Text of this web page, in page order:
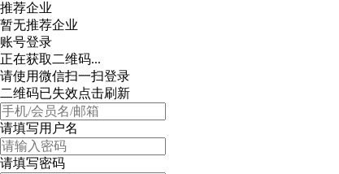
推荐企业
暂无推荐企业
账号登录
正在获取二维码...
请使用微信扫一扫登录
二维码已失效点击刷新
请填写用户名
请填写密码